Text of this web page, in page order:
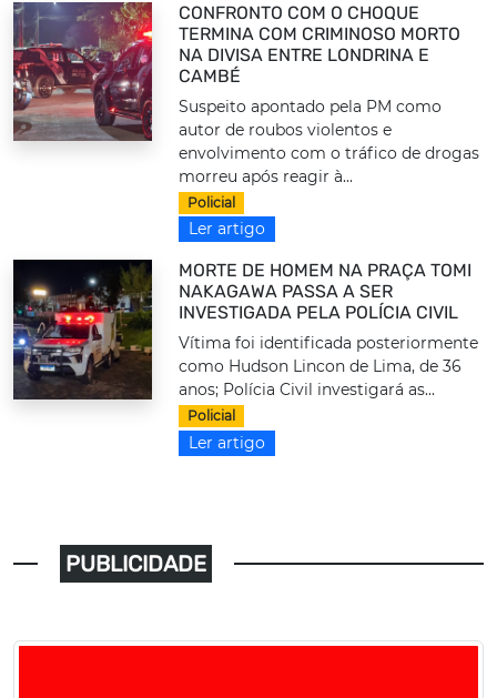
CONFRONTO COM O CHOQUE
TERMINA COM CRIMINOSO MORTO
NA DIVISA ENTRE LONDRINA E
CAMBÉ
Suspeito apontado pela PM como
autor de roubos violentos e
envolvimento com o tráfico de drogas
morreu após reagir à...
Policial
Ler artigo
MORTE DE HOMEM NA PRAÇA TOMI
NAKAGAWA PASSA A SER
INVESTIGADA PELA POLÍCIA CIVIL
Vítima foi identificada posteriormente
como Hudson Lincon de Lima, de 36
anos; Polícia Civil investigará as...
Policial
Ler artigo
PUBLICIDADE